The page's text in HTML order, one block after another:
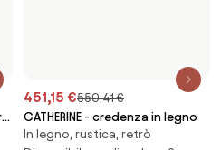
720,01 €878,41 €
CHRISTOPHER - credenza in
legno cm 196 x 43 x 98 h
98×196×43 cm, in legno, lineare